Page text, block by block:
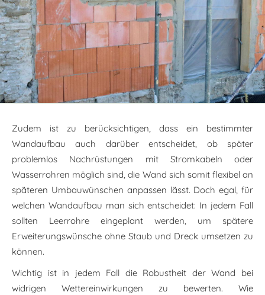
Zudem ist zu berücksichtigen, dass ein bestimmter
Wandaufbau auch darüber entscheidet, ob später
problemlos Nachrüstungen mit Stromkabeln oder
Wasserrohren möglich sind, die Wand sich somit flexibel an
späteren Umbauwünschen anpassen lässt. Doch egal, für
welchen Wandaufbau man sich entscheidet: In jedem Fall
sollten Leerrohre eingeplant werden, um spätere
Erweiterungswünsche ohne Staub und Dreck umsetzen zu
können.
Wichtig ist in jedem Fall die Robustheit der Wand bei
widrigen Wettereinwirkungen zu bewerten. Wie